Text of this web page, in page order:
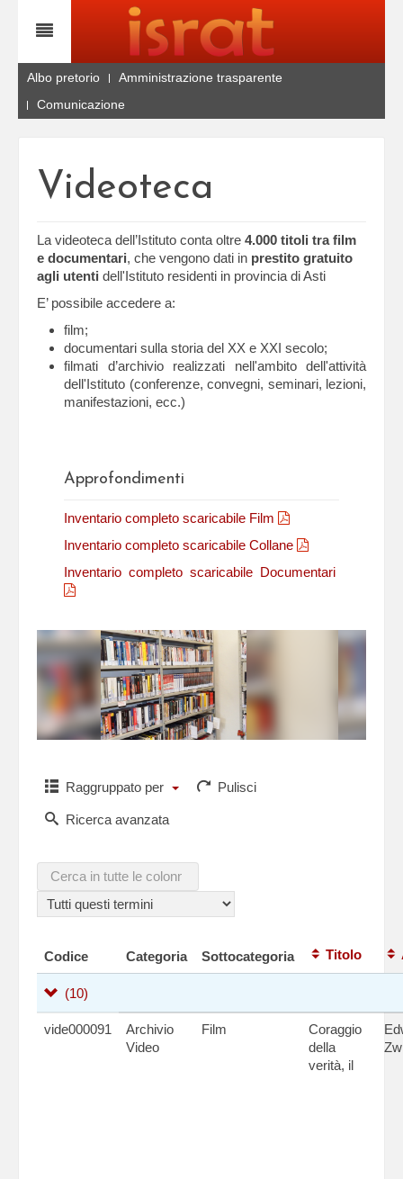
Albo pretorio
Amministrazione trasparente
Comunicazione
Videoteca
La videoteca dell’Istituto conta oltre 4.000 titoli tra film
e documentari, che vengono dati in prestito gratuito
agli utenti dell'Istituto residenti in provincia di Asti
E’ possibile accedere a:
film;
documentari sulla storia del XX e XXI secolo;
filmati d’archivio realizzati nell'ambito dell'attività
dell'Istituto (conferenze, convegni, seminari, lezioni,
manifestazioni, ecc.)
Approfondimenti
Inventario completo scaricabile Film
Inventario completo scaricabile Collane
Inventario completo scaricabile Documentari
Raggruppato per Pulisci
Ricerca avanzata
Codice Categoria Sottocategoria Titolo
(10)
vide000091
Archivio
Video
Film
Coraggio
della
verità, il